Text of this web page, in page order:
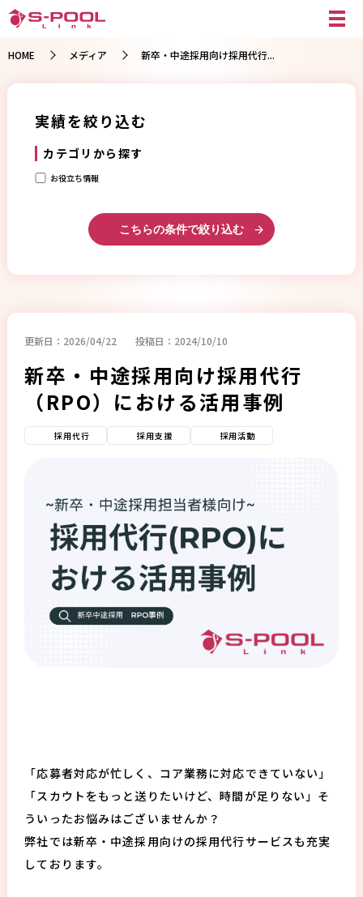
HOME メディア 新卒・中途採用向け採用代行...
更新日：2026/04/22 投稿日：2024/10/10
新卒・中途採用向け採用代行
（RPO）における活用事例
採用代行 採用支援 採用活動
「応募者対応が忙しく、コア業務に対応できていない」
「スカウトをもっと送りたいけど、時間が足りない」そ
ういったお悩みはございませんか？
弊社では新卒・中途採用向けの採用代行サービスも充実
しております。
実績を絞り込む
カテゴリから探す
お役立ち情報
こちらの条件で絞り込む